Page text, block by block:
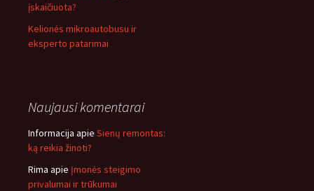
įskaičiuota?
Kelionės mikroautobusu ir
eksperto patarimai
Naujausi komentarai
Informacija apie Sienų remontas:
ką reikia žinoti?
Rima apie Įmonės steigimo
privalumai ir trūkumai